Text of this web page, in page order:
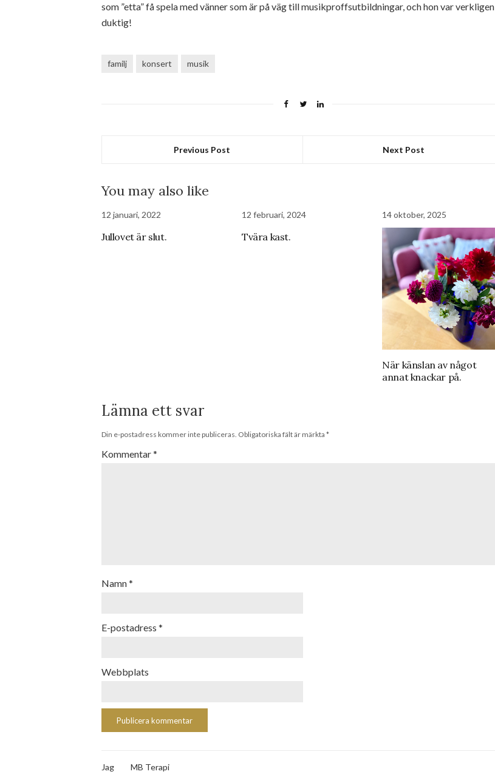
som ”etta” få spela med vänner som är på väg till musikproffsutbildningar, och hon var verkligen
duktig!
familj konsert musik
Previous Post Next Post
You may also like
12 januari, 2022
Jullovet är slut.
12 februari, 2024
Tvära kast.
14 oktober, 2025
När känslan av något
annat knackar på.
Lämna ett svar
Din e-postadress kommer inte publiceras. Obligatoriska fält är märkta *
Kommentar*
Namn*
E-postadress *
Webbplats
Jag MB Terapi